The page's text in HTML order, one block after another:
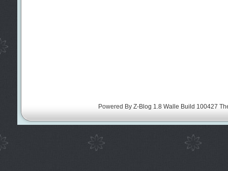
Powered By Z-Blog 1.8 Walle Build 100427